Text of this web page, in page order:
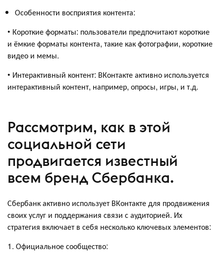
Особенности восприятия контента:
• Короткие форматы: пользователи предпочитают короткие
и ёмкие форматы контента, такие как фотографии, короткие
видео и мемы.
• Интерактивный контент: ВКонтакте активно используется
интерактивный контент, например, опросы, игры, и т.д.
Рассмотрим, как в этой
социальной сети
продвигается известный
всем бренд Сбербанка.
Сбербанк активно использует ВКонтакте для продвижения
своих услуг и поддержания связи с аудиторией. Их
стратегия включает в себя несколько ключевых элементов:
1. Официальное сообщество: